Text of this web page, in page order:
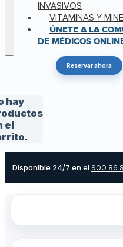
INVASIVOS
VITAMINAS Y
ÚNETE A LA
DE MÉDICOS
Reservar ahora
hay
el
Disponible 24/7 en el 900 86